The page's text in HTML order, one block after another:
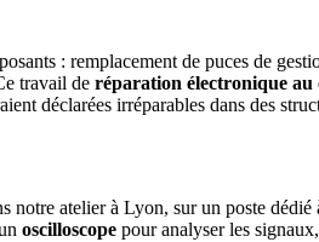
: remplacement de puces de
travail de réparation électronique au
déclarées irréparables dans des
notre atelier à Lyon, sur un poste dédié
oscilloscope pour analyser les